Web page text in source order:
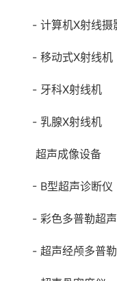
- 计算机X射线摄影
- 移动式X射线机
- 牙科X射线机
- 乳腺X射线机
超声成像设备
- B型超声诊断仪
- 彩色多普勒超声
- 超声经颅多普勒